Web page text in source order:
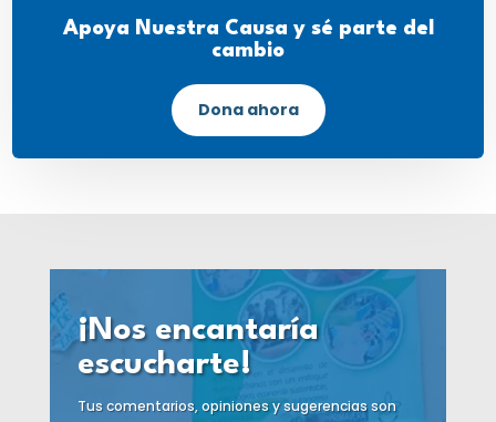
Apoya Nuestra Causa y sé parte del
cambio
Dona ahora
¡Nos encantaría
escucharte!
Tus comentarios, opiniones y sugerencias son